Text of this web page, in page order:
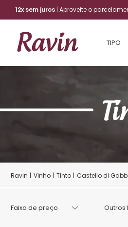
12x sem juros | Aproveite o
TIPO
Vinho Tinto Castello di
Faixa de preço Outros